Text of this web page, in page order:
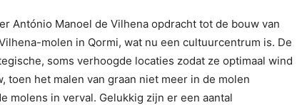
António Manoel de Vilhena opdracht tot de bouw van
molen in Qormi, wat nu een cultuurcentrum is. De
soms verhoogde locaties zodat ze optimaal wind
toen het malen van graan niet meer in de molen
molens in verval. Gelukkig zijn er een aantal